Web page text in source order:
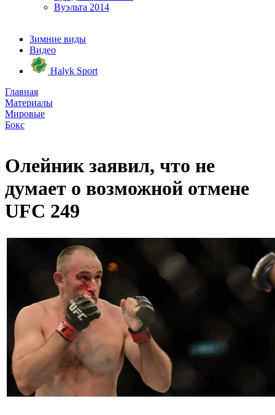
Вуэльта 2014
Зимние виды
Видео
Halyk Sport
Главная
Материалы
Мировые
Бокс
Олейник заявил, что не
думает о возможной отмене
UFC 249